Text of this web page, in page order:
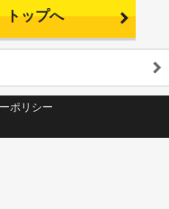
トップへ
ポリシー